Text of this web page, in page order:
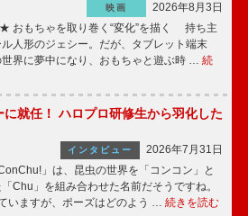
映画
2026年8月3日
おもちゃを取り巻く“変化”を描く 持ち主
人形のジェシー。だが、タブレット端末
世界に夢中になり、おもちゃと遊ぶ時 … 続
就任！ ハロプロ研修生から羽化した
インタビュー
2026年7月31日
」は、昆虫の世界を「コンコン」と
Chu」を組み合わせた名前だそうですね。
いますが、ポーズはどのよう … 続きを読む